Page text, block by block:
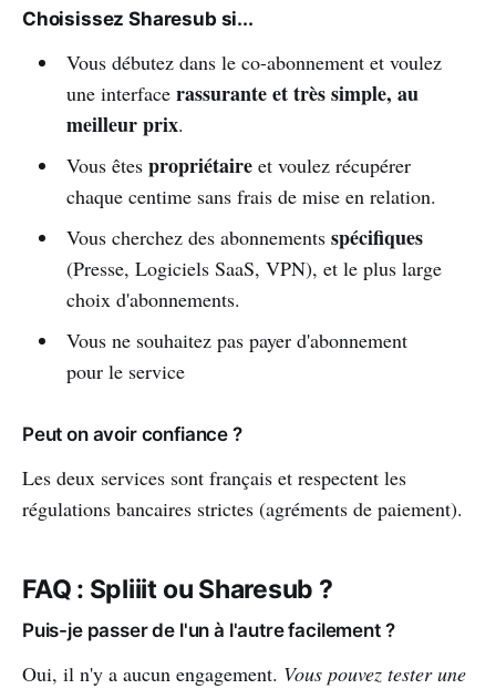
Choisissez Sharesub si...
Vous débutez dans le co-abonnement et voulez
une interface rassurante et très simple, au
meilleur prix.
Vous êtes propriétaireet voulez récupérer
chaque centime sans frais de mise en relation.
Vous cherchez des abonnements spécifiques
(Presse, Logiciels SaaS, VPN), et le plus large
choix d'abonnements.
Vous ne souhaitez pas payer d'abonnement
pour le service
Peut on avoir confiance ?
Les deux services sont français et respectent les
régulations bancaires strictes (agréments de paiement).
FAQ : Spliiit ou Sharesub ?
Puis-je passer de l'un à l'autre facilement ?
Oui, il n'y a aucun engagement. Vous pouvez tester une